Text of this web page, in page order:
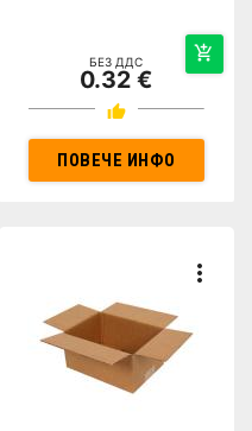
БЕЗ ДДС
0.32 €
ПОВЕЧЕ ИНФО